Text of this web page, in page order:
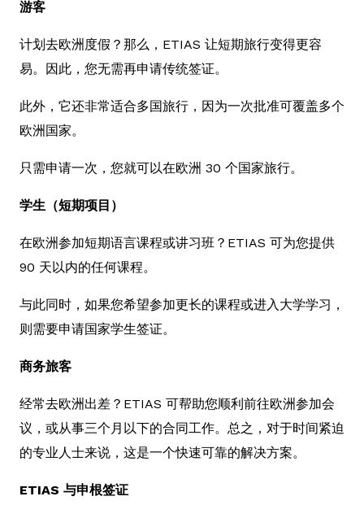
游客
计划去欧洲度假？那么，ETIAS 让短期旅行变得更容
易。因此，您无需再申请传统签证。
此外，它还非常适合多国旅行，因为一次批准可覆盖多个
欧洲国家。
只需申请一次，您就可以在欧洲 30 个国家旅行。
学生（短期项目）
在欧洲参加短期语言课程或讲习班？ETIAS 可为您提供
90 天以内的任何课程。
与此同时，如果您希望参加更长的课程或进入大学学习，
则需要申请国家学生签证。
商务旅客
经常去欧洲出差？ETIAS 可帮助您顺利前往欧洲参加会
议，或从事三个月以下的合同工作。总之，对于时间紧迫
的专业人士来说，这是一个快速可靠的解决方案。
ETIAS 与申根签证